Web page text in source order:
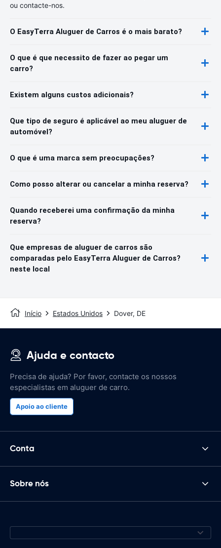
ou contacte-nos.
O EasyTerra Aluguer de Carros é o mais barato?
O que é que necessito de fazer ao pegar um
carro?
Existem alguns custos adicionais?
Que tipo de seguro é aplicável ao meu aluguer de
automóvel?
O que é uma marca sem preocupações?
Como posso alterar ou cancelar a minha reserva?
Quando receberei uma confirmação da minha
reserva?
Que empresas de aluguer de carros são
comparadas pelo EasyTerra Aluguer de Carros?
neste local
Início Estados Unidos Dover, DE
Ajuda e contacto
Precisa de ajuda? Por favor, contacte os nossos
especialistas em aluguer de carro.
Apoio ao cliente
Conta
Sobre nós